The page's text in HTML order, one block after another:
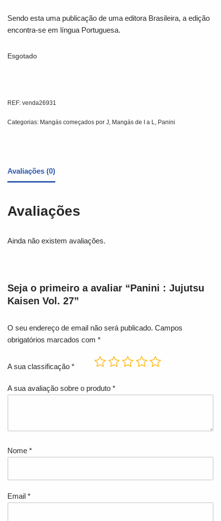
Sendo esta uma publicação de uma editora Brasileira, a edição
encontra-se em língua Portuguesa.
Esgotado
REF: venda26931
Categorias: Mangás começados por J Mangás de I a L Panini
Avaliações (0)
Avaliações
Ainda não existem avaliações.
Seja o primeiro a avaliar “Panini : Jujutsu
Kaisen Vol. 27”
O seu endereço de email não será publicado. Campos
obrigatórios marcados com *
A sua classificação *
A sua avaliação sobre o produto *
Nome *
Email *